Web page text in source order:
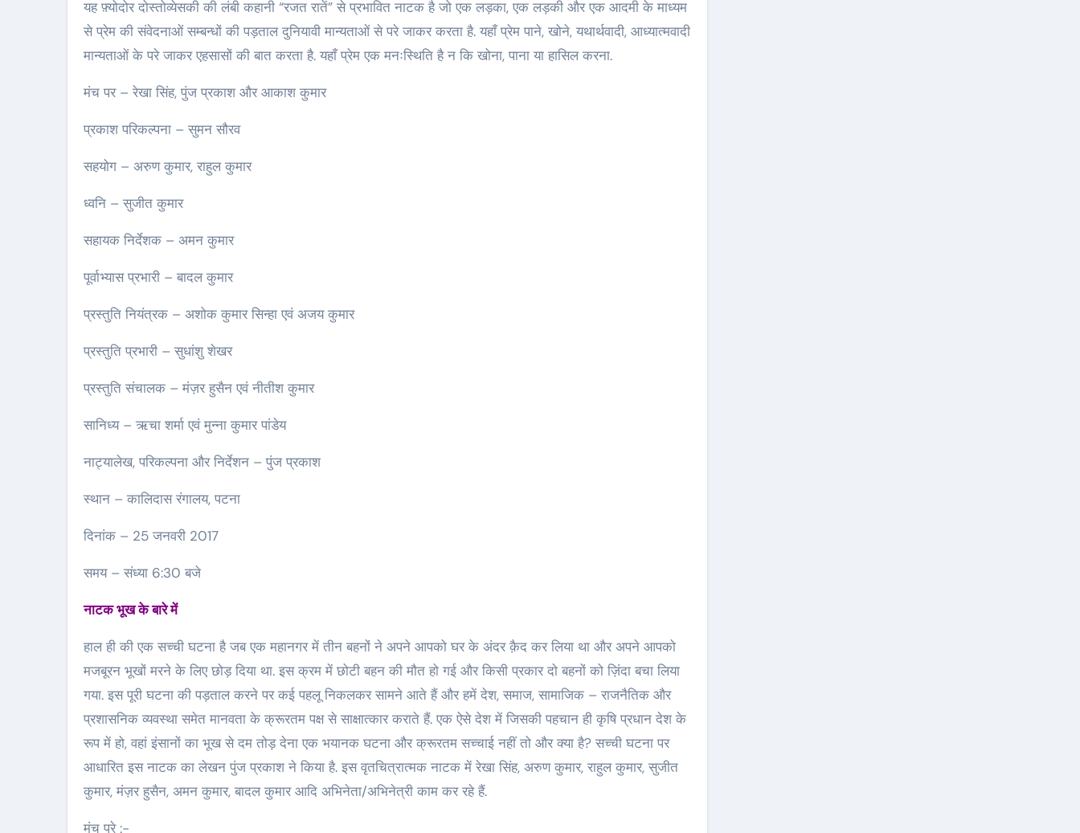
यह फ़्योदोर दोस्तोव्येसकी की लंबी कहानी “रजत रातें” से प्रभावित नाटक है जो एक लड़का, एक लड़की और एक आदमी के माध्यम
से प्रेम की संवेदनाओं सम्बन्धों की पड़ताल दुनियावी मान्यताओं से परे जाकर करता है. यहाँ प्रेम पाने, खोने, यथार्थवादी, आध्यात्मवादी
मान्यताओं के परे जाकर एहसासों की बात करता है. यहाँ प्रेम एक मनःस्थिति है न कि खोना, पाना या हासिल करना.
मंच पर – रेखा सिंह, पुंज प्रकाश और आकाश कुमार
प्रकाश परिकल्पना – सुमन सौरव
सहयोग – अरुण कुमार, राहुल कुमार
ध्वनि – सुजीत कुमार
सहायक निर्देशक – अमन कुमार
पूर्वाभ्यास प्रभारी – बादल कुमार
प्रस्तुति नियंत्रक – अशोक कुमार सिन्हा एवं अजय कुमार
प्रस्तुति प्रभारी – सुधांशु शेखर
प्रस्तुति संचालक – मंज़र हुसैन एवं नीतीश कुमार
सानिध्य – ऋचा शर्मा एवं मुन्ना कुमार पांडेय
नाट्यालेख, परिकल्पना और निर्देशन – पुंज प्रकाश
स्थान – कालिदास रंगालय, पटना
दिनांक – 25 जनवरी 2017
समय – संध्या 6:30 बजे
नाटक भूख के बारे में
हाल ही की एक सच्ची घटना है जब एक महानगर में तीन बहनों ने अपने आपको घर के अंदर क़ैद कर लिया था और अपने आपको
मजबूरन भूखों मरने के लिए छोड़ दिया था. इस क्रम में छोटी बहन की मौत हो गई और किसी प्रकार दो बहनों को ज़िंदा बचा लिया
गया. इस पूरी घटना की पड़ताल करने पर कई पहलू निकलकर सामने आते हैं और हमें देश, समाज, सामाजिक – राजनैतिक और
प्रशासनिक व्यवस्था समेत मानवता के क्रूरतम पक्ष से साक्षात्कार कराते हैं. एक ऐसे देश में जिसकी पहचान ही कृषि प्रधान देश के
रूप में हो, वहां इंसानों का भूख से दम तोड़ देना एक भयानक घटना और क्रूरतम सच्चाई नहीं तो और क्या है? सच्ची घटना पर
आधारित इस नाटक का लेखन पुंज प्रकाश ने किया है. इस वृतचित्रात्मक नाटक में रेखा सिंह, अरुण कुमार, राहुल कुमार, सुजीत
कुमार, मंज़र हुसैन, अमन कुमार, बादल कुमार आदि अभिनेता/अभिनेत्री काम कर रहे हैं.
मंच परे :-